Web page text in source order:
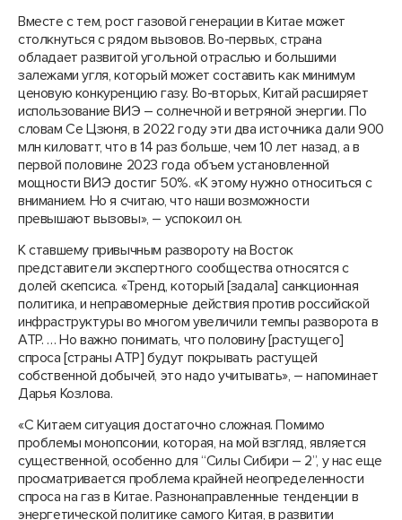
Вместе с тем, рост газовой генерации в Китае может
столкнуться с рядом вызовов. Во-первых, страна
обладает развитой угольной отраслью и большими
залежами угля, который может составить как минимум
ценовую конкуренцию газу. Во-вторых, Китай расширяет
использование ВИЭ – солнечной и ветряной энергии. По
словам Се Цзюня, в 2022 году эти два источника дали 900
млн киловатт, что в 14 раз больше, чем 10 лет назад, а в
первой половине 2023 года объем установленной
мощности ВИЭ достиг 50%. «К этому нужно относиться с
вниманием. Но я считаю, что наши возможности
превышают вызовы», – успокоил он.
К ставшему привычным развороту на Восток
представители экспертного сообщества относятся с
долей скепсиса. «Тренд, который [задала] санкционная
политика, и неправомерные действия против российской
инфраструктуры во многом увеличили темпы разворота в
АТР. … Но важно понимать, что половину [растущего]
спроса [страны АТР] будут покрывать растущей
собственной добычей, это надо учитывать», – напоминает
Дарья Козлова.
«С Китаем ситуация достаточно сложная. Помимо
проблемы монопсонии, которая, на мой взгляд, является
существенной, особенно для “Силы Сибири – 2”, у нас еще
просматривается проблема крайней неопределенности
спроса на газ в Китае. Разнонаправленные тенденции в
энергетической политике самого Китая, в развитии